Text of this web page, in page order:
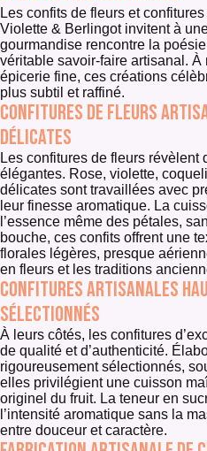
Les confits de fleurs et
Violette & Berlingot invitent à
gourmandise rencontre la
véritable savoir-faire artisanal.
épicerie fine, ces créations
plus subtil et raffiné.
Confitures de fleurs
délicates
Les confitures de fleurs révèlent
élégantes. Rose, violette,
délicates sont travaillées avec
leur finesse aromatique. La
l’essence même des pétales,
bouche, ces confits offrent une
florales légères, presque
en fleurs et les traditions
Confitures artisanales
sélectionnés
À leurs côtés, les confitures
de qualité et d’authenticité.
rigoureusement sélectionnés,
elles privilégient une cuisson
originel du fruit. La teneur en
l’intensité aromatique sans la
entre douceur et caractère.